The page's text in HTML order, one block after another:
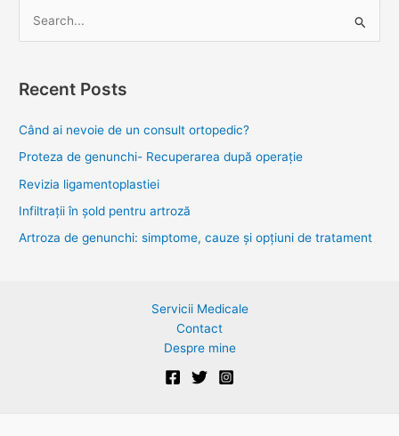
r
o
r
:
Recent Posts
Când ai nevoie de un consult ortopedic?
Proteza de genunchi- Recuperarea după operație
Revizia ligamentoplastiei
Infiltrații în șold pentru artroză
Artroza de genunchi: simptome, cauze și opțiuni de tratament
Servicii Medicale
Contact
Despre mine